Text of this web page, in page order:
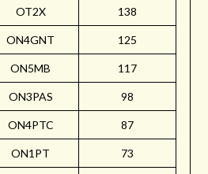
OT2X 138
ON4GNT 125
ON5MB 117
ON3PAS 98
ON4PTC 87
ON1PT 73